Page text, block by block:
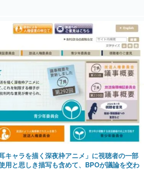
キャラを描く深夜枠アニメ」に視聴者の一部
用と思しき描写も含めて、BPOが議論を交わ